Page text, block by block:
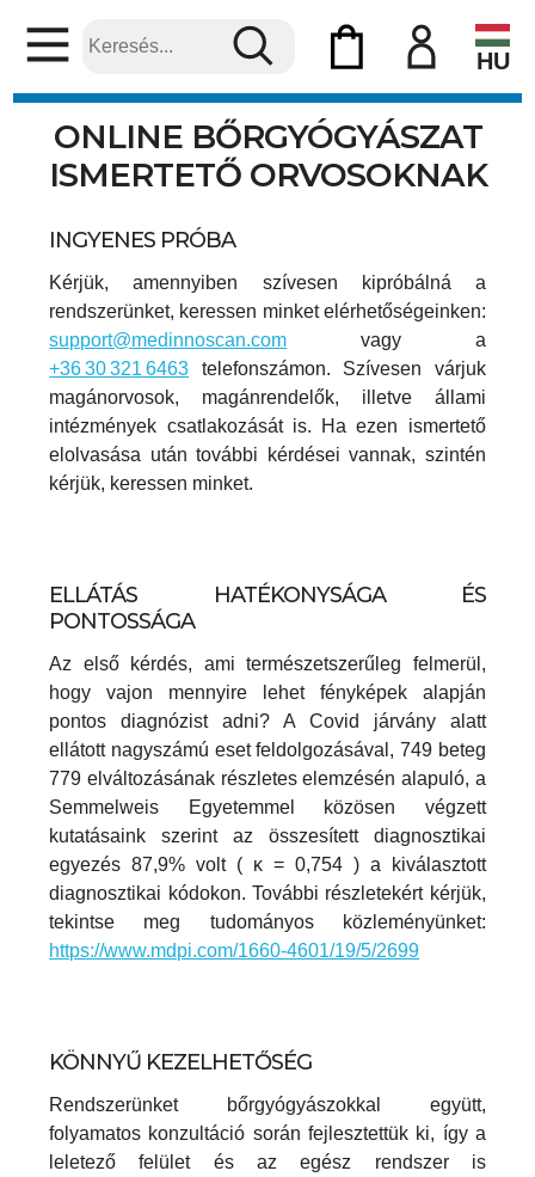
HU
ONLINE BŐRGYÓGYÁSZAT
ISMERTETŐ ORVOSOKNAK
INGYENES PRÓBA
Kérjük, amennyiben szívesen kipróbálná a
rendszerünket, keressen minket elérhetőségeinken:
support@medinnoscan.com vagy a
+36 30 321 6463 telefonszámon. Szívesen várjuk
magánorvosok, magánrendelők, illetve állami
intézmények csatlakozását is. Ha ezen ismertető
elolvasása után további kérdései vannak, szintén
kérjük, keressen minket.
ELLÁTÁS HATÉKONYSÁGA ÉS
PONTOSSÁGA
Az első kérdés, ami természetszerűleg felmerül,
hogy vajon mennyire lehet fényképek alapján
pontos diagnózist adni? A Covid járvány alatt
ellátott nagyszámú eset feldolgozásával, 749 beteg
779 elváltozásának részletes elemzésén alapuló, a
Semmelweis Egyetemmel közösen végzett
kutatásaink szerint az összesített diagnosztikai
egyezés 87,9% volt ( κ = 0,754 ) a kiválasztott
diagnosztikai kódokon. További részletekért kérjük,
tekintse meg tudományos közleményünket:
https://www.mdpi.com/1660-4601/19/5/2699
KÖNNYŰ KEZELHETŐSÉG
Rendszerünket bőrgyógyászokkal együtt,
folyamatos konzultáció során fejlesztettük ki, így a
leletező felület és az egész rendszer is